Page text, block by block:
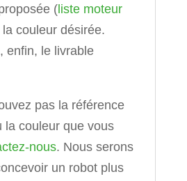
(liste moteur
couleur désirée.
enfin, le livrable
pas la référence
la couleur que vous
nous. Nous serons
un robot plus